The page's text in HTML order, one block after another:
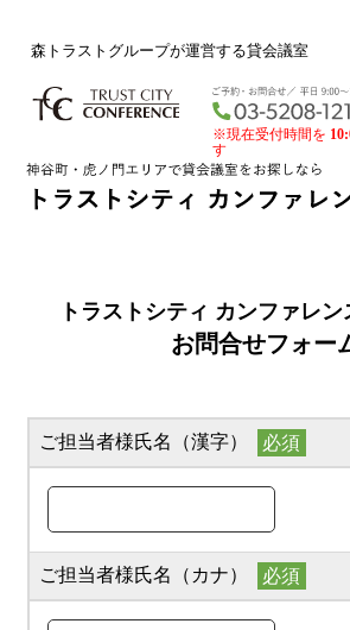
森トラストグループが運営する貸会議室
※現在受付時間を
す
トラストシティ カンファレ
お問合せフォー
ご担当者様氏名（漢字）
ご担当者様氏名（カナ）